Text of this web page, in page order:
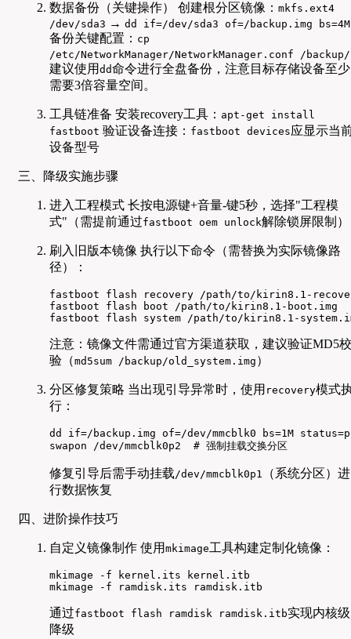
数据备份（关键操作） 创建根分区镜像： mkfs.ext4
/dev/sda3 → dd if=/dev/sda3 of=/backup.img bs=4M
备份关键配置： cp
/etc/NetworkManager/NetworkManager.conf /backup/
建议使用 dd命令进行全盘备份，注意目标存储设备至少
需要3倍容量空间。
工具链准备 安装recovery工具： apt-get install
fastboot 验证设备连接： fastboot devices应显示当
设备型号
三、降级实施步骤
进入工程模式 长按电源键+音量-键5秒，选择"工程模
式"（需提前通过fastboot oem unlock解除锁屏限制）
刷入旧版本镜像 执行以下命令（需替换为实际镜像路
径）：
fastboot flash recovery /path/to/kirin8.1-
fastboot flash boot /path/to/kirin8.1-boot.img
fastboot flash system /path/to/kirin8.1-
注意：镜像文件需通过官方渠道获取，建议验证MD5校
验（md5sum /backup/old_system.img ）
分区修复策略 当出现引导异常时，使用 recovery模式
行：
dd if=/backup.img of=/dev/mmcblk0 bs=1M
swapon /dev/mmcblk0p2  # 强制挂载交换分区
修复引导后需手动挂载/dev/mmcblk0p1
（系统分区）进
行数据恢复
四、进阶操作技巧
自定义镜像制作 使用 mkimage工具构建定制化镜像：
mkimage -f kernel.its kernel.itb
mkimage -f ramdisk.its ramdisk.itb
通过fastboot flash ramdisk ramdisk.itb实现内核级
降级